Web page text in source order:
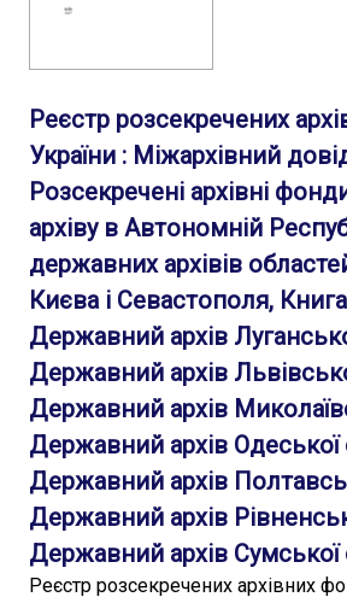
Реєстр розсекречених
України : Міжархівний
Розсекречені архівні
архіву в Автономній
державних архівів
Києва і Севастополя,
Державний архів
Державний архів
Державний архів
Державний архів Одеської
Державний архів
Державний архів
Державний архів Сумської
Реєстр розсекречених архівних